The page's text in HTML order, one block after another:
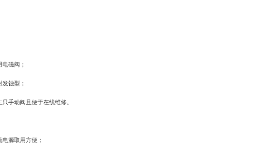
磁阀；
蚀型；
手动阀且便于在线维修。
源取用方便；